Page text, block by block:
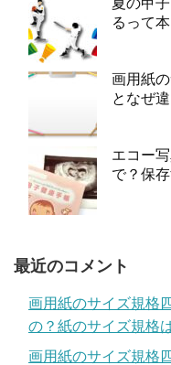
るって
画用紙
となぜ
エコー
で？保
最近のコメント
画用紙のサイズ規格
の？紙のサイズ規格
画用紙のサイズ規格